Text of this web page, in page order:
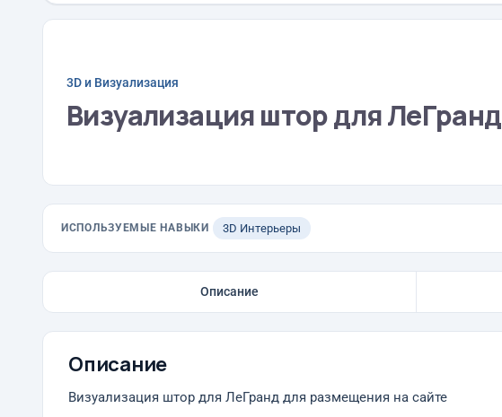
3D и Визуализация
Визуализация штор для ЛеГранд
ИСПОЛЬЗУЕМЫЕ НАВЫКИ 3D Интерьеры
Описание
Описание
Визуализация штор для ЛеГранд для размещения на сайте